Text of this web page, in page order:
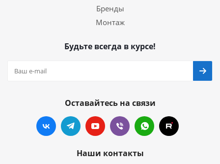
Бренды
Монтаж
Будьте всегда в курсе!
Оставайтесь на связи
Наши контакты